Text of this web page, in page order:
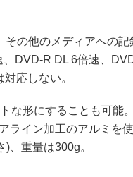
の他のメディアへの記
DVD-R DL 6倍速、
応しない。
な形にすることも可能
ライン加工のアルミを
、重量は300g。